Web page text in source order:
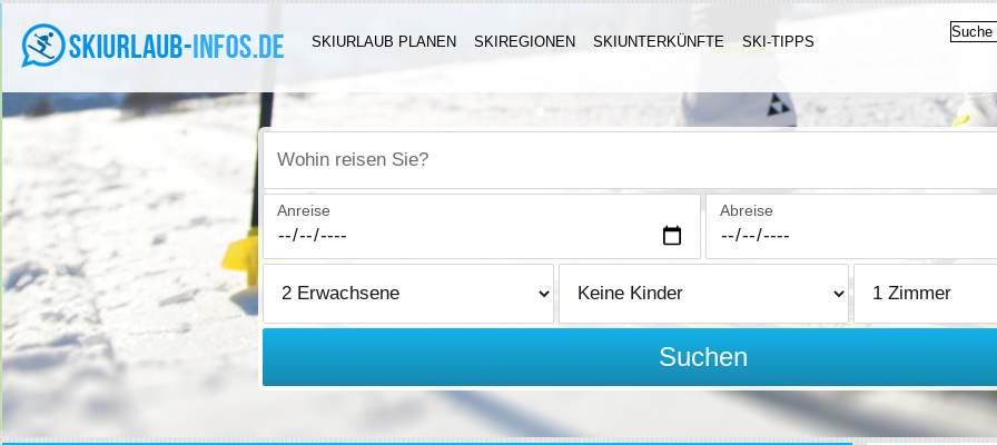
SKIURLAUB PLANEN SKIREGIONEN SKIUNTERKÜNFTE SKI-TIPPS
Wohin reisen Sie?
Anreise Abreise
Suchen